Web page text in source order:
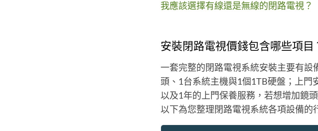
我應該選擇有線還是無線的閉路電視？
安裝閉路電視價錢包含哪些項目
一套完整的閉路電視系統安裝主要有
頭、1台系統主機與1個1TB硬盤；上門
以及1年的上門保養服務，若想增加鏡
以下為您整理閉路電視系統各項設備的